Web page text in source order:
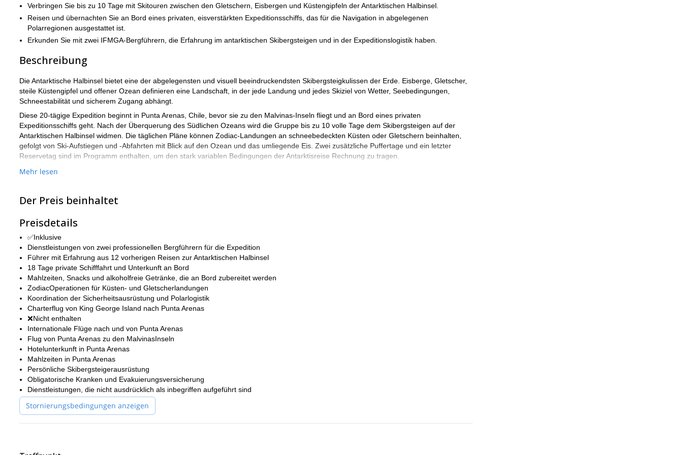
Verbringen Sie bis zu 10 Tage mit Skitouren zwischen den Gletschern, Eisbergen und Küstengipfeln der Antarktischen Halbinsel.
Reisen und übernachten Sie an Bord eines privaten, eisverstärkten Expeditionsschiffs, das für die Navigation in abgelegenen
Polarregionen ausgestattet ist.
Erkunden Sie mit zwei IFMGA-Bergführern, die Erfahrung im antarktischen Skibergsteigen und in der Expeditionslogistik haben.
Beschreibung
Die Antarktische Halbinsel bietet eine der abgelegensten und visuell beeindruckendsten Skibergsteigkulissen der Erde. Eisberge, Gletscher,
steile Küstengipfel und offener Ozean definieren eine Landschaft, in der jede Landung und jedes Skiziel von Wetter, Seebedingungen,
Schneestabilität und sicherem Zugang abhängt.
Diese 20-tägige Expedition beginnt in Punta Arenas, Chile, bevor sie zu den Malvinas-Inseln fliegt und an Bord eines privaten
Expeditionsschiffs geht. Nach der Überquerung des Südlichen Ozeans wird die Gruppe bis zu 10 volle Tage dem Skibergsteigen auf der
Antarktischen Halbinsel widmen. Die täglichen Pläne können Zodiac-Landungen an schneebedeckten Küsten oder Gletschern beinhalten,
gefolgt von Ski-Aufstiegen und -Abfahrten mit Blick auf den Ozean und das umliegende Eis. Zwei zusätzliche Puffertage und ein letzter
Reservetag sind im Programm enthalten, um den stark variablen Bedingungen der Antarktisreise Rechnung zu tragen.
Die Expedition wird von zwei UIAGM/IFMGA-zertifizierten Bergführern geleitet und ist für eine kleine offene Gruppe von 6 bis 10 Gästen
Nach dem Skiprogramm wird die Gruppe auf der King George Island aussteigen und mit einem Charterflug nach Punta Arenas
die Verfügbarkeit für die Expedition zu bestätigen!
Mehr lesen
Der Preis beinhaltet
Preisdetails
✅Inklusive
Dienstleistungen von zwei professionellen Bergführern für die Expedition
Führer mit Erfahrung aus 12 vorherigen Reisen zur Antarktischen Halbinsel
18 Tage private Schifffahrt und Unterkunft an Bord
Mahlzeiten, Snacks und alkoholfreie Getränke, die an Bord zubereitet werden
ZodiacOperationen für Küsten- und Gletscherlandungen
Koordination der Sicherheitsausrüstung und Polarlogistik
Charterflug von King George Island nach Punta Arenas
❌Nicht enthalten
Internationale Flüge nach und von Punta Arenas
Flug von Punta Arenas zu den MalvinasInseln
Hotelunterkunft in Punta Arenas
Mahlzeiten in Punta Arenas
Persönliche Skibergsteigerausrüstung
Obligatorische Kranken und Evakuierungsversicherung
Dienstleistungen, die nicht ausdrücklich als inbegriffen aufgeführt sind
Stornierungsbedingungen anzeigen